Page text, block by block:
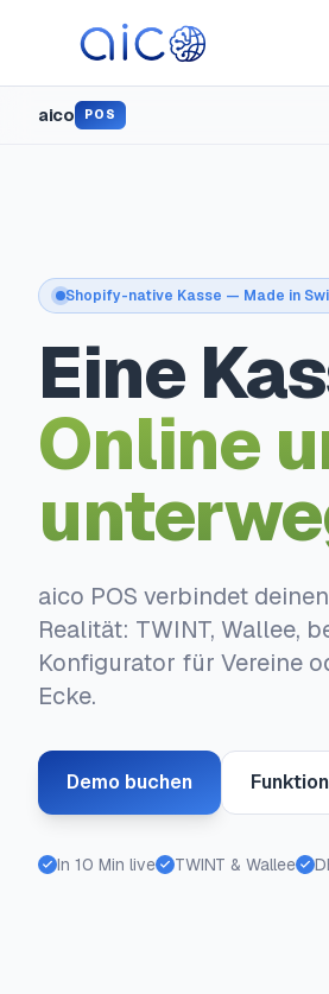
aico POS
Shopify-native Kasse — Made in
Eine
Online
aico POS verbindet
Realität: TWINT, Wallee,
Konfigurator für Vereine
Ecke.
Demo buchen
In 10 Min live TWINT & Wallee